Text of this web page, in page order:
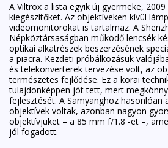
A Viltrox a lista egyik új gyermeke,
kiegészítőket. Az objektíveken kívül
videomonitorokat is tartalmaz. A
Népköztársaságban működő lencsék
optikai alkatrészek beszerzésének
a piacra. Kezdeti próbálkozásuk
és telekonverterek tervezése volt, az
természetes fejlődése. Ez a korai
tulajdonképpen jót tett, mert
fejlesztését. A Samyanghoz hasonlóan
objektívek voltak, azonban nagyon
objektívjüket – a 85 mm f/1.8 -et –,
jól fogadott.